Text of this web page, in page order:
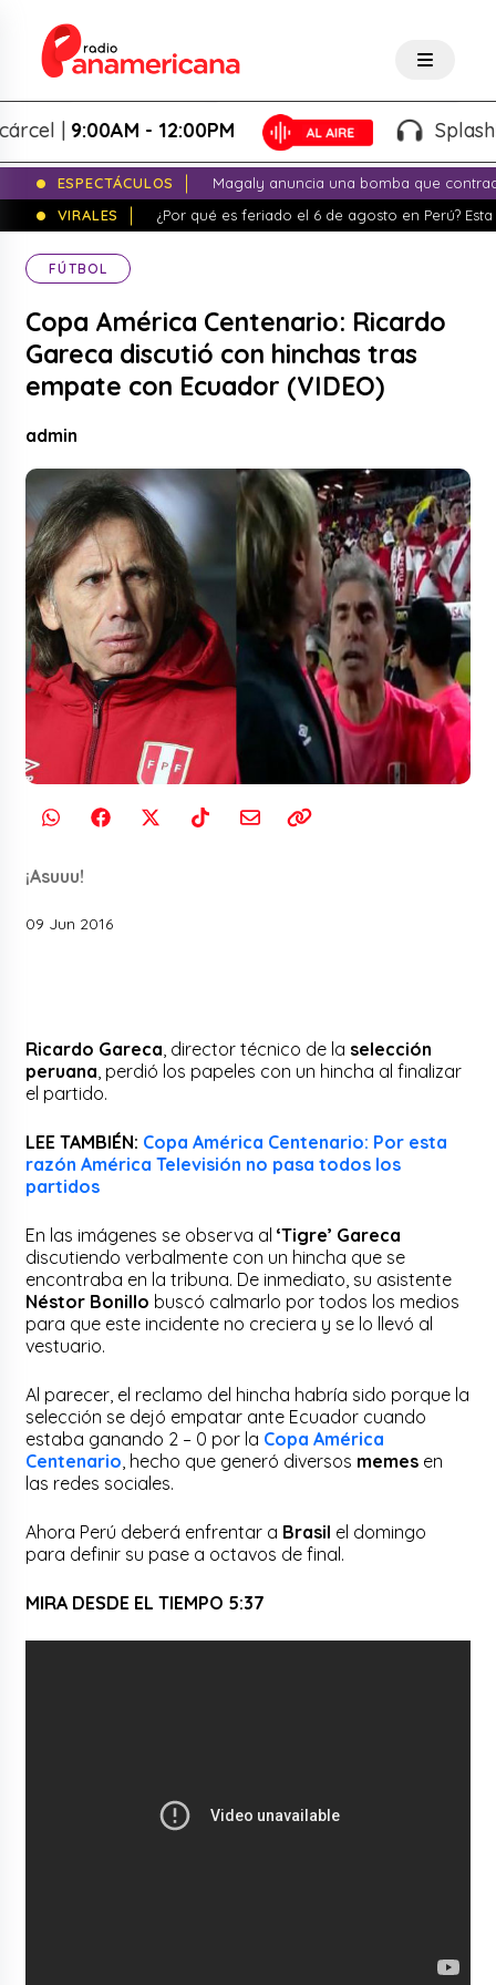
|9:00AM - 12:00PM Splash! -
ESPECTÁCULOS
Magaly anuncia una bomba que
VIRALES
¿Por qué es feriado el 6 de agosto en Perú?
FÚTBOL
Copa América Centenario: Ricardo
Gareca discutió con hinchas tras
empate con Ecuador (VIDEO)
admin
¡Asuuu!
09 Jun 2016
Ricardo Gareca , director técnico de la selección
peruana , perdió los papeles con un hincha al finalizar
el partido.
LEE TAMBIÉN: Copa América Centenario: Por esta
razón América Televisión no pasa todos los
partidos
En las imágenes se observa al‘Tigre’ Gareca
discutiendo verbalmente con un hincha que se
encontraba en la tribuna. De inmediato, su asistente
Néstor Bonillo buscó calmarlo por todos los medios
para que este incidente no creciera y se lo llevó al
vestuario.
Al parecer, el reclamo del hincha habría sido porque la
selección se dejó empatar ante Ecuador cuando
estaba ganando 2 – 0 por la Copa América
Centenario , hecho que generó diversos memes en
las redes sociales.
Ahora Perú deberá enfrentar a Brasil el domingo
para definir su pase a octavos de final.
MIRA DESDE EL TIEMPO 5:37